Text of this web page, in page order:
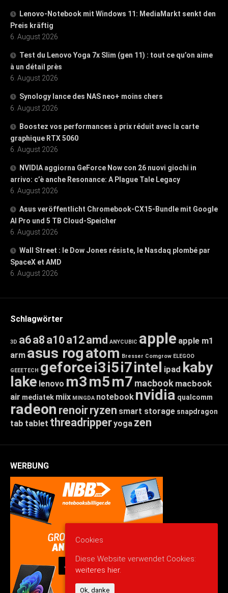
Lenovo-Notebook mit Windows 11: MediaMarkt senkt den
Preis kräftig
6. August 2026
Test du Lenovo Yoga 7x Slim (gen 11) : tout ce qu’on aime
à un détail près
6. August 2026
Synology lance des NAS neo+ moins chers
6. August 2026
Boostez vos performances à prix réduit avec la carte
graphique RTX 5060
6. August 2026
NVIDIA aggiorna GeForce Now con 26 nuovi giochi in
arrivo: c’è anche Resonance: A Plague Tale Legacy
6. August 2026
Asus veröffentlicht Chromebook-CX15-Bundle mit Google
AI Pro und 5 TB Cloud-Speicher
6. August 2026
Wall Street : le Dow Jones résiste, le Nasdaq plombé par
SpaceX et AMD
6. August 2026
Schlagwörter
3D a6a8 a10 a12amd ANYCUBIC apple apple m1
arm asus rogatom Bresser Comgrow ELEGOO
GEEETECH geforcei3i5i7intel ipad kaby
lake lenovo m3m5m7 macbook macbook
air mediatek miix MINGDA notebook nvidia qualcomm
radeon renoirryzen smart storage snapdragon
tab tablet threadripperyoga zen
WERBUNG
Cookies
Diese Website verwendet Cookies:
weiteres hier.
Ok, danke